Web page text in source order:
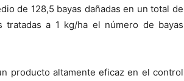
de 128,5 bayas dañadas en un total de
tratadas a 1 kg/ha el número de bayas
producto altamente eficaz en el control